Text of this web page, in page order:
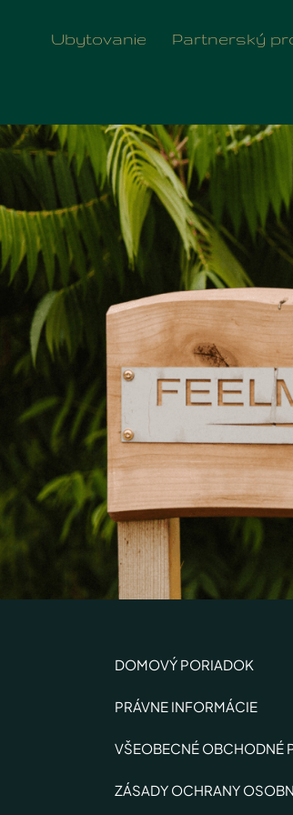
Ubytovanie Partnerský
Obr Drviaci
DOMOVÝ PORIADOK
PRÁVNE INFORMÁCIE
VŠEOBECNÉ OBCHODNÉ
ZÁSADY OCHRANY